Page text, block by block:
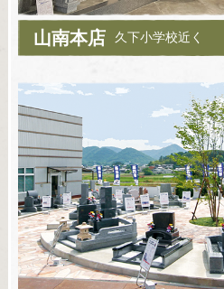
山南本店 久下小学校近く